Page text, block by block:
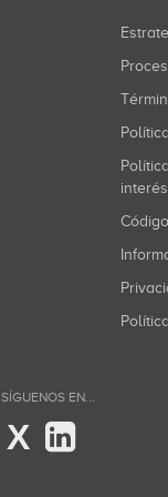
Política de gestión de conflictos de
interés
SÍGUENOS EN...
X